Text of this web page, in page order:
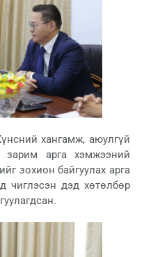
хангамж, аюулгүй
зарим арга хэмжээний
зохион байгуулах арга
чиглэсэн дэд хөтөлбөр